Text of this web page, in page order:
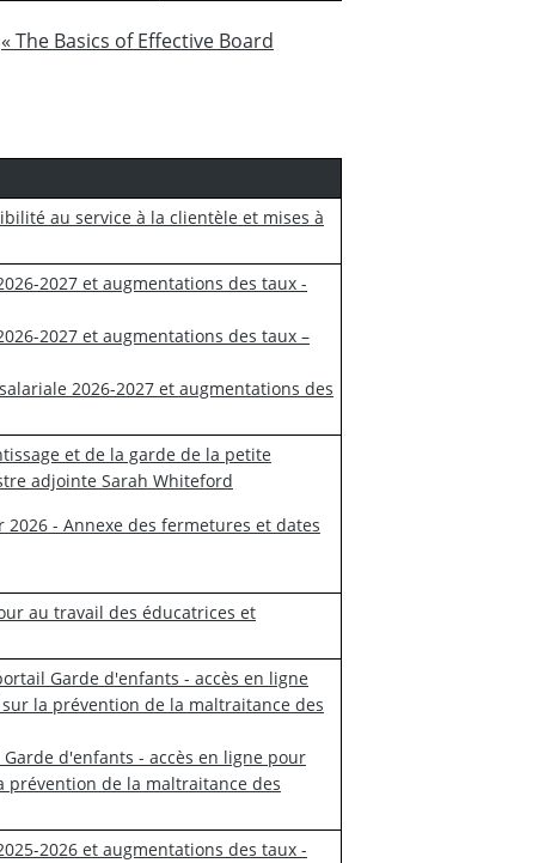
« The Basics of Effective Board
au service à la clientèle et mises à
2027 et augmentations des taux -
2027 et augmentations des taux –
2026-2027 et augmentations des
et de la garde de la petite
adjointe Sarah Whiteford
- Annexe des fermetures et dates
au travail des éducatrices et
Garde d'enfants - accès en ligne
la prévention de la maltraitance des
Garde d'enfants - accès en ligne pour
de la maltraitance des
2026 et augmentations des taux -